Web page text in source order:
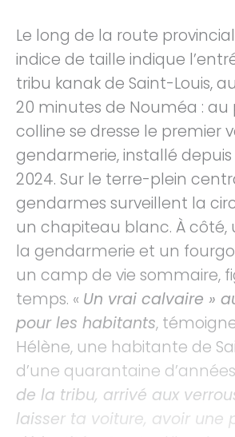
Le long de la route
indice de taille indique
tribu kanak de Saint-Louis,
20 minutes de Nouméa : au
colline se dresse le premier
gendarmerie, installé
2024. Sur le terre-plein
gendarmes surveillent la
un chapiteau blanc. À côté,
la gendarmerie et un
un camp de vie sommaire,
temps. « Un vrai calvaire »
pour les habitants,
Hélène, une habitante de
d’une quarantaine d’années
de la tribu, arrivé aux
laisser ta voiture, avoir une